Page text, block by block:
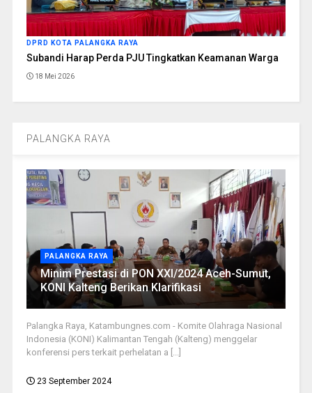
DPRD KOTA PALANGKA RAYA
Subandi Harap Perda PJU Tingkatkan Keamanan Warga
18 Mei 2026
PALANGKA RAYA
PALANGKA RAYA
Minim Prestasi di PON XXI/2024 Aceh-Sumut,
KONI Kalteng Berikan Klarifikasi
Palangka Raya, Katambungnes.com - Komite Olahraga Nasional
Indonesia (KONI) Kalimantan Tengah (Kalteng) menggelar
konferensi pers terkait perhelatan a [...]
23 September 2024